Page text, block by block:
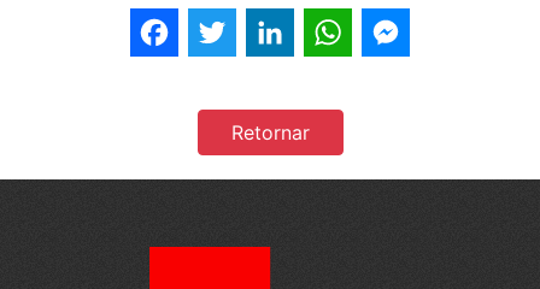
FacebookTwitter LinkedIn WhatsApp
Retornar